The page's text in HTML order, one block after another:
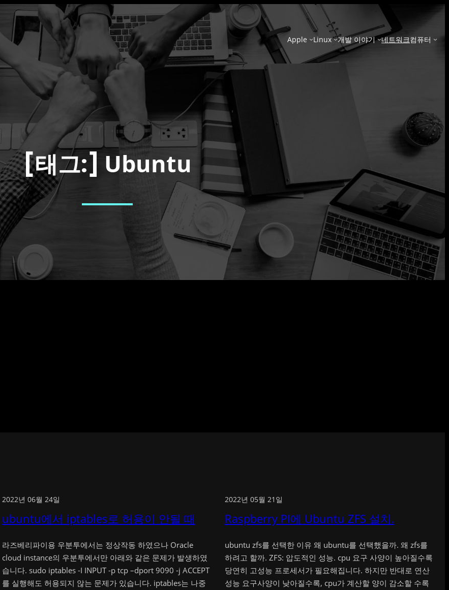
Apple Linux 개발 이야기 네트워크컴퓨터
[태그:] Ubuntu
2022년 06월 24일
ubuntu에서 iptables로 허용이 안될 때
라즈베리파이용 우분투에서는 정상작동 하였으나 Oracle
cloud instance의 우분투에서만 아래와 같은 문제가 발생하였
습니다. sudo iptables -I INPUT -p tcp –dport 9090 -j ACCEPT
를 실행해도 허용되지 않는 문제가 있습니다. iptables는 나중
2022년 05월 21일
Raspberry PI에 Ubuntu ZFS 설치.
ubuntu zfs를 선택한 이유 왜 ubuntu를 선택했을까. 왜 zfs를
하려고 할까. ZFS: 압도적인 성능. cpu 요구 사양이 높아질수록
당연히 고성능 프로세서가 필요해집니다. 하지만 반대로 연산
성능 요구사양이 낮아질수록, cpu가 계산할 양이 감소할 수록